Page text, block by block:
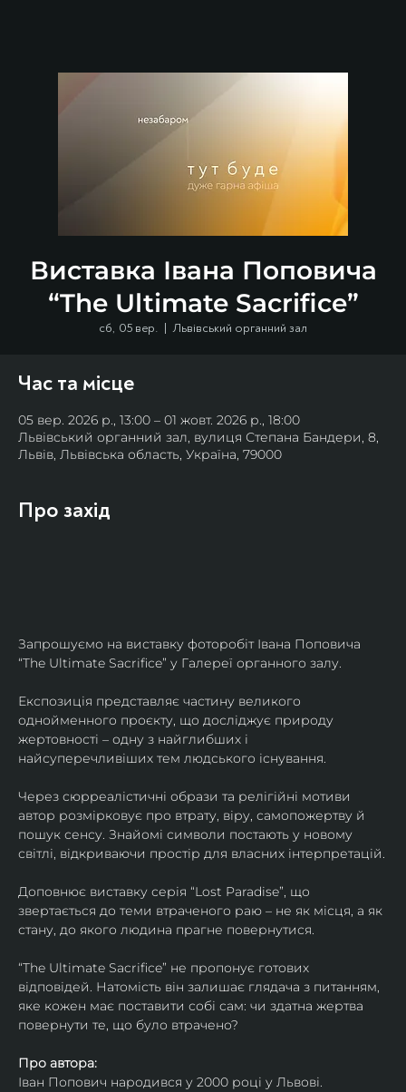
Виставка Івана Поповича
“The Ultimate Sacrifice”
сб, 05 вер.
  |
Львівський органний зал
Час та місце
05 вер. 2026 р., 13:00 – 01 жовт. 2026 р., 18:00
Львівський органний зал, вулиця Степана Бандери, 8,
Львів, Львівська область, Україна, 79000
Про захід
Запрошуємо на виставку фоторобіт Івана Поповича
“The Ultimate Sacrifice” у Галереї органного залу.
Експозиція представляє частину великого
однойменного проєкту, що досліджує природу
жертовності – одну з найглибших і
найсуперечливіших тем людського існування.
Через сюрреалістичні образи та релігійні мотиви
автор розмірковує про втрату, віру, самопожертву й
пошук сенсу. Знайомі символи постають у новому
світлі, відкриваючи простір для власних інтерпретацій.
Доповнює виставку серія “Lost Paradise”, що
звертається до теми втраченого раю – не як місця, а як
стану, до якого людина прагне повернутися.
“The Ultimate Sacrifice” не пропонує готових
відповідей. Натомість він залишає глядача з питанням,
яке кожен має поставити собі сам: чи здатна жертва
повернути те, що було втрачено?
Про автора:
Іван Попович народився у 2000 році у Львові.